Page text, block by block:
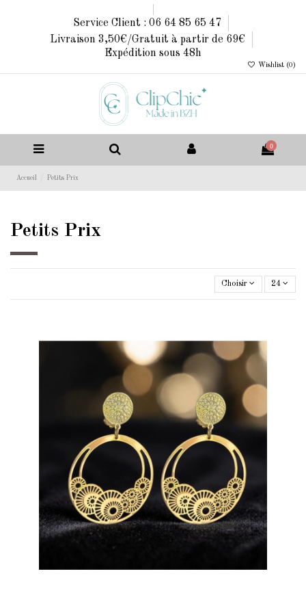
Service Client : 06 64 85 65 47
Livraison 3,50€/Gratuit à partir de 69€
Expédition sous 48h
Wishlist (0 )
0
Accueil Petits Prix
Petits Prix
Choisir 24